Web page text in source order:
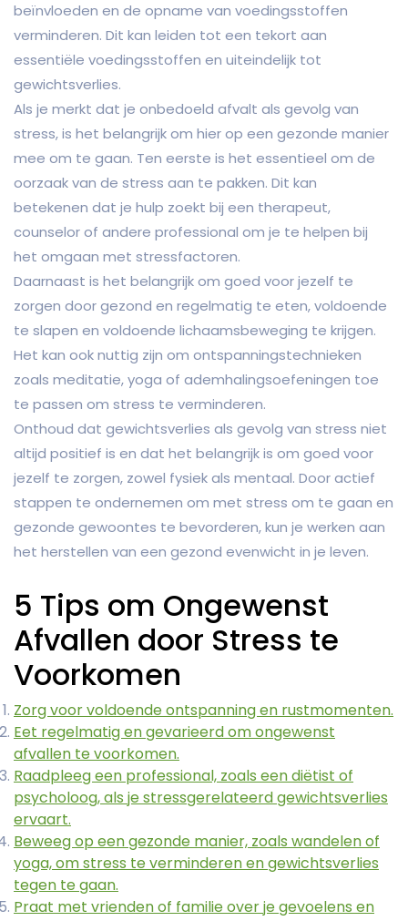
beïnvloeden en de opname van voedingsstoffen
verminderen. Dit kan leiden tot een tekort aan
essentiële voedingsstoffen en uiteindelijk tot
gewichtsverlies.
Als je merkt dat je onbedoeld afvalt als gevolg van
stress, is het belangrijk om hier op een gezonde manier
mee om te gaan. Ten eerste is het essentieel om de
oorzaak van de stress aan te pakken. Dit kan
betekenen dat je hulp zoekt bij een therapeut,
counselor of andere professional om je te helpen bij
het omgaan met stressfactoren.
Daarnaast is het belangrijk om goed voor jezelf te
zorgen door gezond en regelmatig te eten, voldoende
te slapen en voldoende lichaamsbeweging te krijgen.
Het kan ook nuttig zijn om ontspanningstechnieken
zoals meditatie, yoga of ademhalingsoefeningen toe
te passen om stress te verminderen.
Onthoud dat gewichtsverlies als gevolg van stress niet
altijd positief is en dat het belangrijk is om goed voor
jezelf te zorgen, zowel fysiek als mentaal. Door actief
stappen te ondernemen om met stress om te gaan en
gezonde gewoontes te bevorderen, kun je werken aan
het herstellen van een gezond evenwicht in je leven.
5 Tips om Ongewenst
Afvallen door Stress te
Voorkomen
Zorg voor voldoende ontspanning en rustmomenten.
Eet regelmatig en gevarieerd om ongewenst
afvallen te voorkomen.
Raadpleeg een professional, zoals een diëtist of
psycholoog, als je stressgerelateerd gewichtsverlies
ervaart.
Beweeg op een gezonde manier, zoals wandelen of
yoga, om stress te verminderen en gewichtsverlies
tegen te gaan.
Praat met vrienden of familie over je gevoelens en